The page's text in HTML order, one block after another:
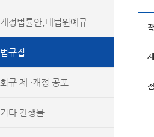
개정법률안,대법원예규
법규집
회규 제 ·개정 공포
기타 간행물